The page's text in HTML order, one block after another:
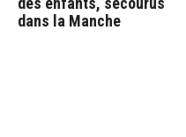
dans la Manche